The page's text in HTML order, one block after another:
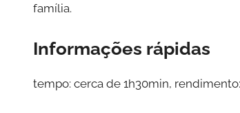
família.
Informações rápidas
tempo: cerca de 1h30min,